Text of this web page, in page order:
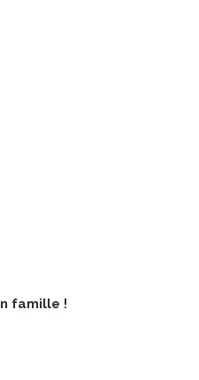
famille !